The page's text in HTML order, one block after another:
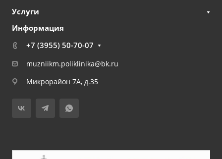
Услуги
Информация
+7 (3955) 50-70-07
muzniikm.poliklinika@bk.ru
Микрорайон 7А, д.35